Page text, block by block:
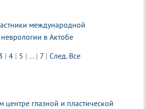
международной
в Актобе
| 4 | 5 | ... | 7 | След. Все
центре глазной и пластической